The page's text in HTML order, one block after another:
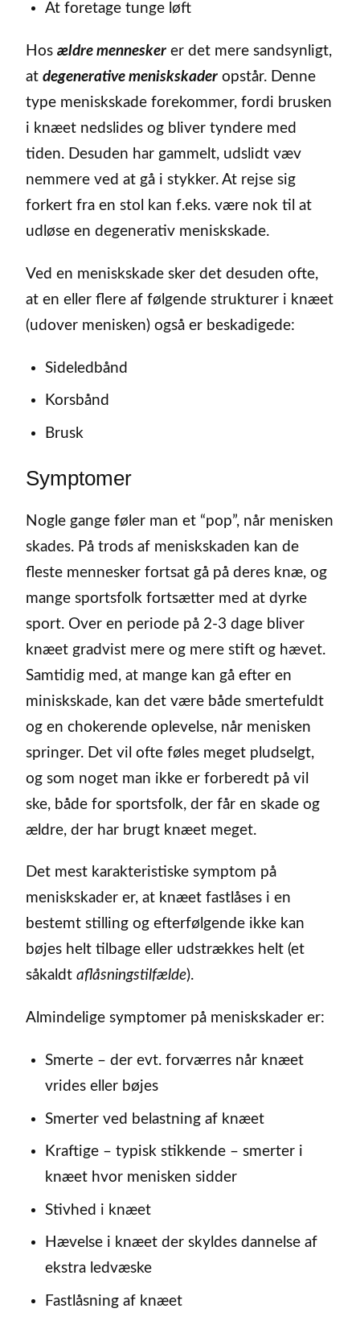
At foretage tunge løft
Hos ældre mennesker er det mere sandsynligt,
at degenerative meniskskader opstår. Denne
type meniskskade forekommer, fordi brusken
i knæet nedslides og bliver tyndere med
tiden. Desuden har gammelt, udslidt væv
nemmere ved at gå i stykker. At rejse sig
forkert fra en stol kan f.eks. være nok til at
udløse en degenerativ meniskskade.
Ved en meniskskade sker det desuden ofte,
at en eller flere af følgende strukturer i knæet
(udover menisken) også er beskadigede:
Sideledbånd
Korsbånd
Brusk
Symptomer
Nogle gange føler man et “pop”, når menisken
skades. På trods af meniskskaden kan de
fleste mennesker fortsat gå på deres knæ, og
mange sportsfolk fortsætter med at dyrke
sport. Over en periode på 2-3 dage bliver
knæet gradvist mere og mere stift og hævet.
Samtidig med, at mange kan gå efter en
miniskskade, kan det være både smertefuldt
og en chokerende oplevelse, når menisken
springer. Det vil ofte føles meget pludselgt,
og som noget man ikke er forberedt på vil
ske, både for sportsfolk, der får en skade og
ældre, der har brugt knæet meget.
Det mest karakteristiske symptom på
meniskskader er, at knæet fastlåses i en
bestemt stilling og efterfølgende ikke kan
bøjes helt tilbage eller udstrækkes helt (et
såkaldt aflåsningstilfælde).
Almindelige symptomer på meniskskader er:
Smerte – der evt. forværres når knæet
vrides eller bøjes
Smerter ved belastning af knæet
Kraftige – typisk stikkende – smerter i
knæet hvor menisken sidder
Stivhed i knæet
Hævelse i knæet der skyldes dannelse af
ekstra ledvæske
Fastlåsning af knæet